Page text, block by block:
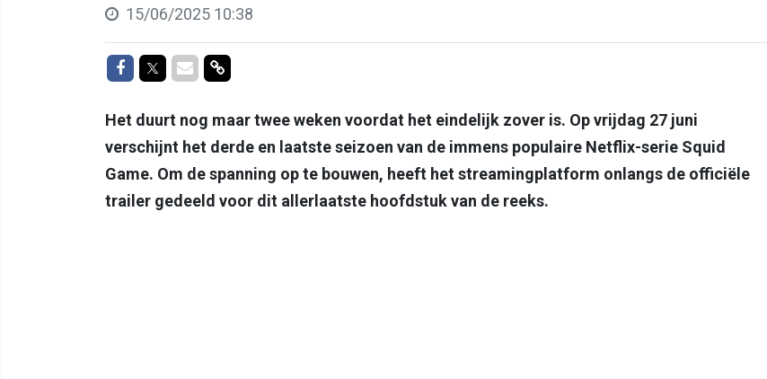
15/06/2025 10:38
Delen op Facebook
Delen op Twitter
Delen via Mail
Delen via link
Het duurt nog maar twee weken voordat het eindelijk zover is. Op vrijdag 27 juni
verschijnt het derde en laatste seizoen van de immens populaire Netflix-serie Squid
Game. Om de spanning op te bouwen, heeft het streamingplatform onlangs de officiële
trailer gedeeld voor dit allerlaatste hoofdstuk van de reeks.